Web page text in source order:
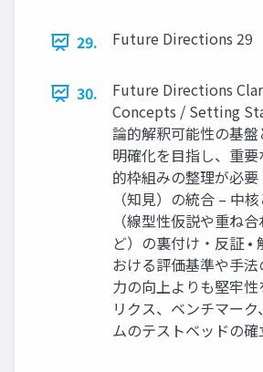
29. Future Directions 29
30.
Future Directions
Concepts / Setting
論的解釈可能性の基
明確化を目指し、重
的枠組みの整理が必要
（知見）の統合 – 中
（線型性仮説や重ね
ど）の裏付け・反証 •
おける評価基準や手
力の向上よりも堅牢性
リクス、ベンチマー
ムのテストベッドの確